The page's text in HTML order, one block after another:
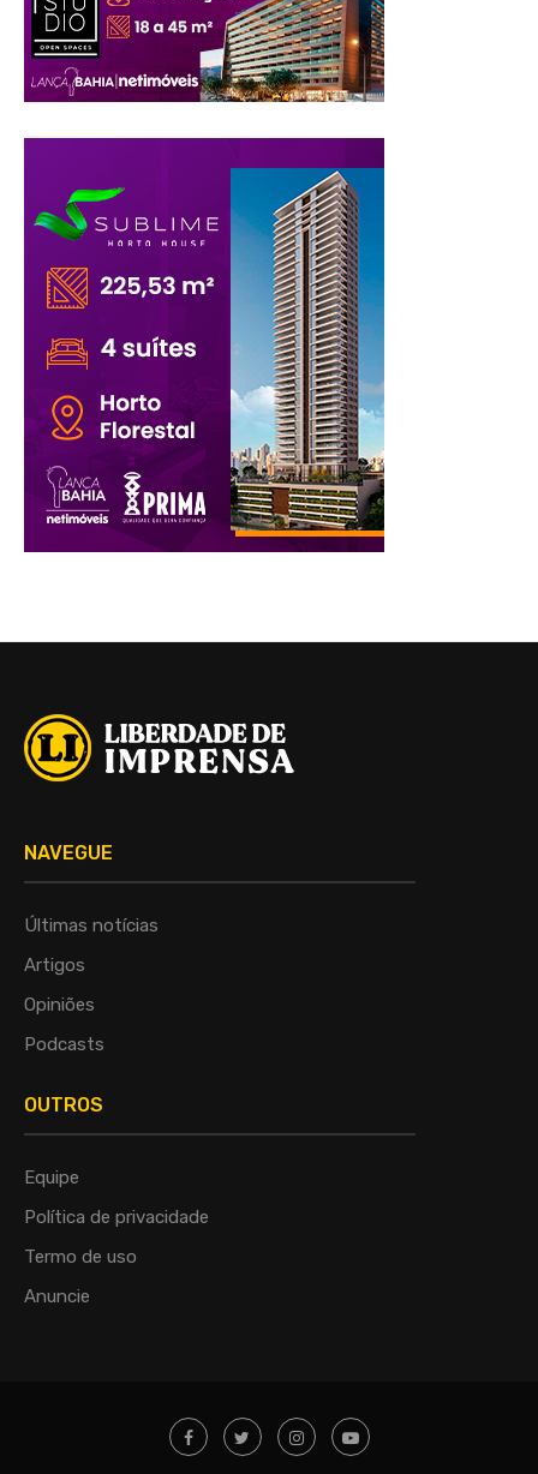
NAVEGUE
Últimas notícias
Artigos
Opiniões
Podcasts
OUTROS
Equipe
Política de privacidade
Termo de uso
Anuncie